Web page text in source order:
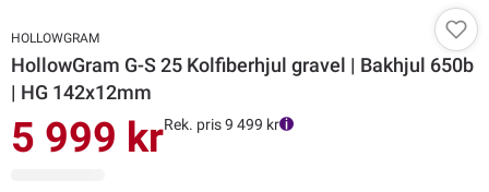
HOLLOWGRAM
HollowGram G-S 25 Kolfiberhjul gravel | Bakhjul 650b
| HG 142x12mm
5 999 krRek. pris 9 499 kr